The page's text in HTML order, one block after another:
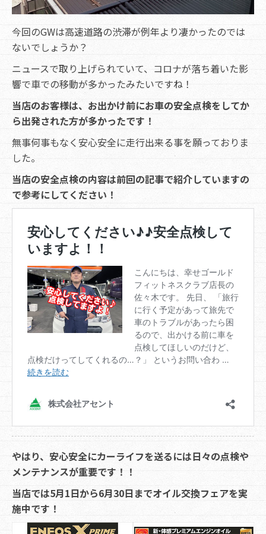
今回のGWは高速道路の渋滞が例年より凄かったのでは
ないでしょうか？
ニュースで取り上げられていて、コロナが落ち着いた影
響で車での移動が多かったみたいですね！
当店のお客様は、お出かけ前にお車の安全点検をしてか
ら出発された方が多かったです！
無事何事もなく安心安全に走行出来る事を願っておりま
した。
当店の安全点検の内容は前回の記事で紹介していますの
で参考にしてください！
やはり、安心安全にカーライフを送るには日々の点検や
メンテナンスが重要です！！
当店では5月1日から6月30日までオイル交換フェアを実
施中です！